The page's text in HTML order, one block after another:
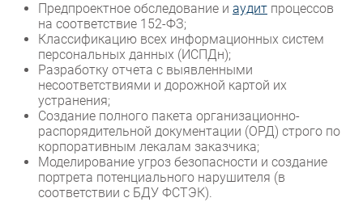
Предпроектное обследование и аудит процессов
на соответствие 152-ФЗ;
Классификацию всех информационных систем
персональных данных (ИСПДн);
Разработку отчета с выявленными
несоответствиями и дорожной картой их
устранения;
Создание полного пакета организационно-
распорядительной документации (ОРД) строго по
корпоративным лекалам заказчика;
Моделирование угроз безопасности и создание
портрета потенциального нарушителя (в
соответствии с БДУ ФСТЭК).